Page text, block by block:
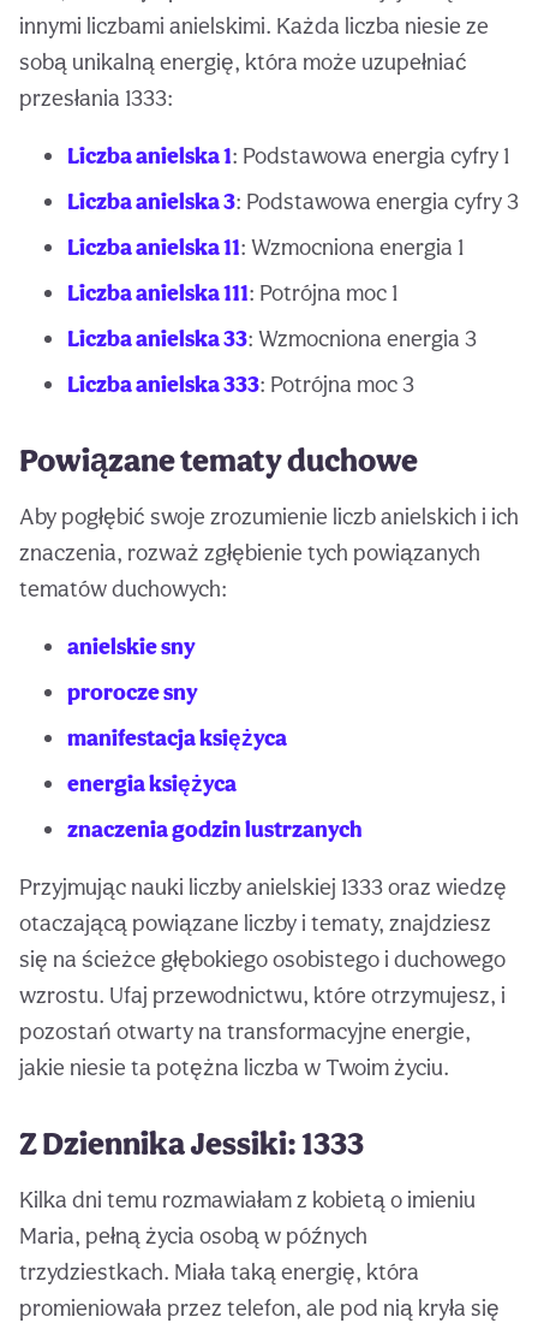
innymi liczbami anielskimi. Każda liczba niesie ze
sobą unikalną energię, która może uzupełniać
przesłania 1333:
Liczba anielska 1: Podstawowa energia cyfry 1
Liczba anielska 3: Podstawowa energia cyfry 3
Liczba anielska 11: Wzmocniona energia 1
Liczba anielska 111: Potrójna moc 1
Liczba anielska 33: Wzmocniona energia 3
Liczba anielska 333: Potrójna moc 3
Powiązane tematy duchowe
Aby pogłębić swoje zrozumienie liczb anielskich i ich
znaczenia, rozważ zgłębienie tych powiązanych
tematów duchowych:
anielskie sny
prorocze sny
manifestacja księżyca
energia księżyca
znaczenia godzin lustrzanych
Przyjmując nauki liczby anielskiej 1333 oraz wiedzę
otaczającą powiązane liczby i tematy, znajdziesz
się na ścieżce głębokiego osobistego i duchowego
wzrostu. Ufaj przewodnictwu, które otrzymujesz, i
pozostań otwarty na transformacyjne energie,
jakie niesie ta potężna liczba w Twoim życiu.
Z Dziennika Jessiki: 1333
Kilka dni temu rozmawiałam z kobietą o imieniu
Maria, pełną życia osobą w późnych
trzydziestkach. Miała taką energię, która
promieniowała przez telefon, ale pod nią kryła się